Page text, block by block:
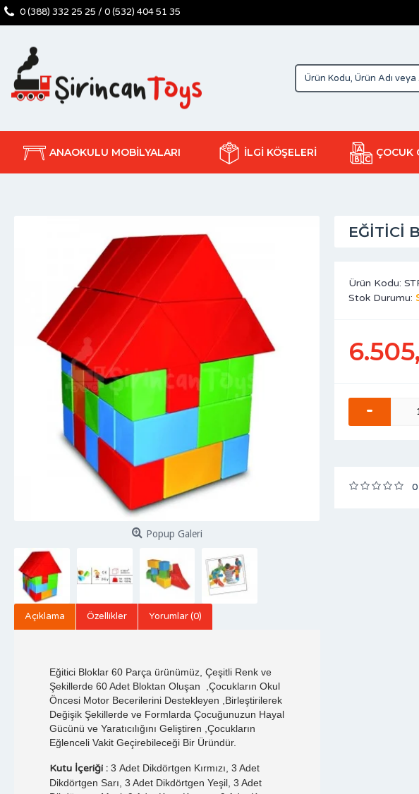
0 (388) 332 25 25 / 0 (532) 404 51 35
ANAOKULU MOBİLYALARI İLGİ KÖŞELERİ ÇOCUK
Popup Galeri
Açıklama Özellikler Yorumlar (0)
Eğitici Bloklar 60 Parça ürünümüz, Çeşitli Renk ve
Şekillerde 60 Adet Bloktan Oluşan ,Çocukların Okul
Öncesi Motor Becerilerini Destekleyen ,Birleştirilerek
Değişik Şekillerde ve Formlarda Çocuğunuzun Hayal
Gücünü ve Yaratıcılığını Geliştiren ,Çocukların
Eğlenceli Vakit Geçirebileceği Bir Üründür.
Kutu İçeriği : 3 Adet Dikdörtgen Kırmızı, 3 Adet
Dikdörtgen Sarı, 3 Adet Dikdörtgen Yeşil, 3 Adet
EĞITICI
Ürün Kodu:
Stok Durumu:
-